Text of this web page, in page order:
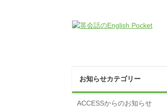
お知らせカテゴリー
ACCESSからのお知らせ